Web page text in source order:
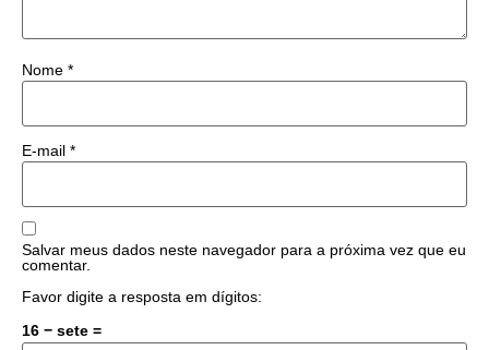
Nome *
E-mail *
Salvar meus dados neste navegador para a próxima vez que eu
comentar.
Favor digite a resposta em dígitos:
16 − sete =